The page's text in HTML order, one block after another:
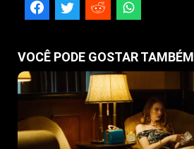
VOCÊ PODE GOSTAR TAMBÉM